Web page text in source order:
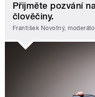
Přijměte pozvání
člověčiny.
František Novotný,